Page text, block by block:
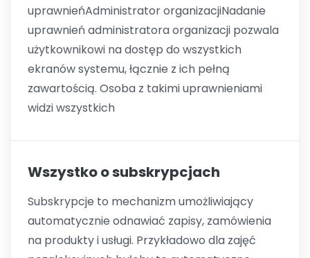
uprawnieńAdministrator organizacjiNadanie
uprawnień administratora organizacji pozwala
użytkownikowi na dostęp do wszystkich
ekranów systemu, łącznie z ich pełną
zawartością. Osoba z takimi uprawnieniami
widzi wszystkich
Wszystko o subskrypcjach
Subskrypcje to mechanizm umożliwiający
automatycznie odnawiać zapisy, zamówienia
na produkty i usługi. Przykładowo dla zajęć